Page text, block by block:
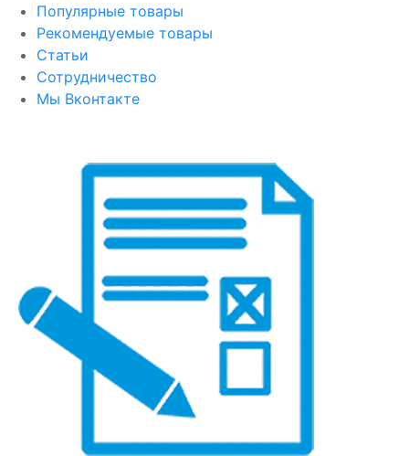
Популярные товары
Рекомендуемые товары
Статьи
Сотрудничество
Мы Вконтакте